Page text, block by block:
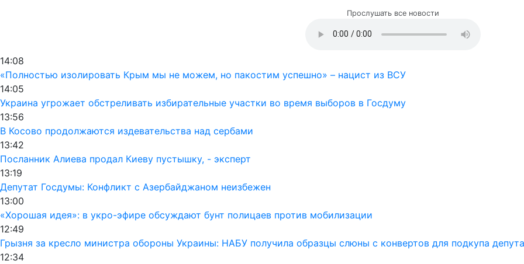
Прослушать все новости
14:08
«Полностью изолировать Крым мы не можем, но пакостим успешно» – нацист из ВСУ
14:05
Украина угрожает обстреливать избирательные участки во время выборов в Госдуму
13:56
В Косово продолжаются издевательства над сербами
13:42
Посланник Алиева продал Киеву пустышку, - эксперт
13:19
Депутат Госдумы: Конфликт с Азербайджаном неизбежен
13:00
«Хорошая идея»: в укро-эфире обсуждают бунт полицаев против мобилизации
12:49
Грызня за кресло министра обороны Украины: НАБУ получила образцы слюны с конвертов для подкупа
12:34